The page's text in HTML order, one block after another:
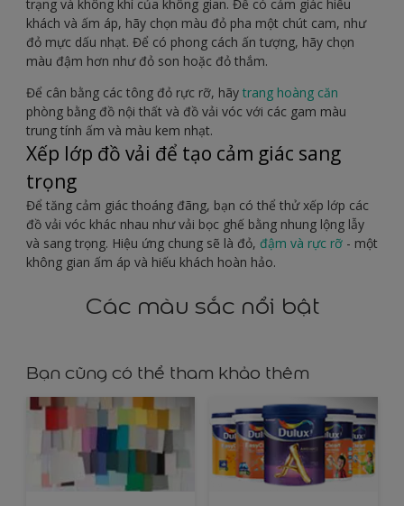
trạng và không khí của không gian. Để có cảm giác hiếu
khách và ấm áp, hãy chọn màu đỏ pha một chút cam, như
đỏ mực dấu nhạt. Để có phong cách ấn tượng, hãy chọn
màu đậm hơn như đỏ son hoặc đỏ thắm.
Để cân bằng các tông đỏ rực rỡ, hãy trang hoàng căn
phòng bằng đồ nội thất và đồ vải vóc với các gam màu
trung tính ấm và màu kem nhạt.
Xếp lớp đồ vải để tạo cảm giác sang
trọng
Để tăng cảm giác thoáng đãng, bạn có thể thử xếp lớp các
đồ vải vóc khác nhau như vải bọc ghế bằng nhung lộng lẫy
và sang trọng. Hiệu ứng chung sẽ là đỏ, đậm và rực rỡ - một
không gian ấm áp và hiếu khách hoàn hảo.
Các màu sắc nổi bật
Bạn cũng có thể tham khảo thêm